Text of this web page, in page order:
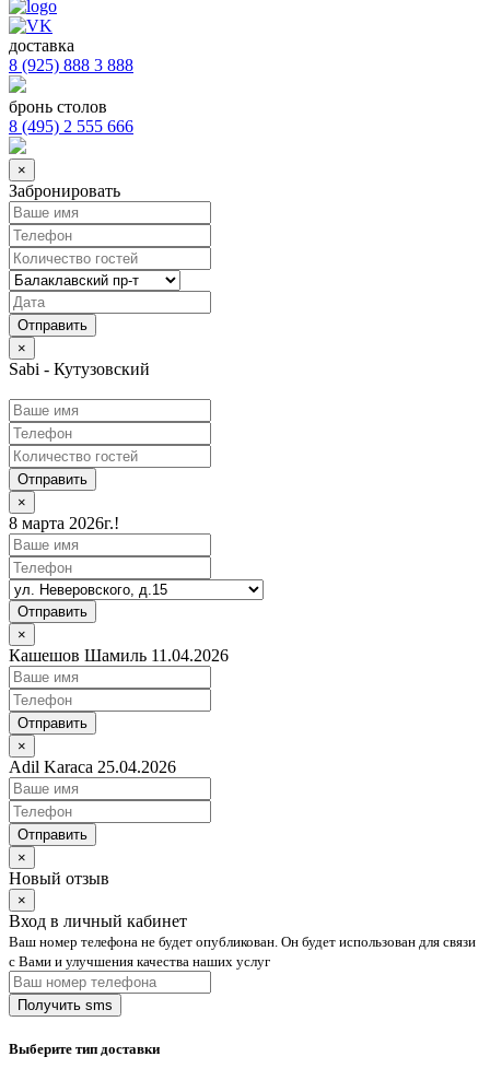
доставка
8 (925) 888 3 888
бронь столов
8 (495) 2 555 666
×
Забронировать
×
Sabi - Кутузовский
Отправить
×
8 марта 2026г.!
Отправить
×
Кашешов Шамиль 11.04.2026
Отправить
×
Adil Karaca 25.04.2026
Отправить
×
Новый отзыв
×
Вход в личный кабинет
Ваш номер телефона не будет опубликован. Он будет использован для связи
с Вами и улучшения качества наших услуг
Выберите тип доставки